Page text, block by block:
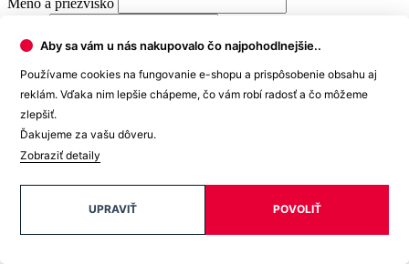
Heslo
Telefón
Dátum narodenia
Fakturačné údaje
Štát
Slovensko
Aby sa vám u nás nakupovalo čo najpohodlnejšie..
Používame cookies na fungovanie e-shopu a prispôsobenie obsahu aj
reklám. Vďaka nim lepšie chápeme, čo vám robí radosť a čo môžeme
zlepšiť.
Ďakujeme za vašu dôveru.
Zobraziť detaily
POVOLIŤ
UPRAVIŤ